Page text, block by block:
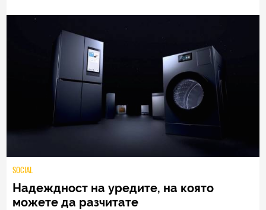
SOCIAL
Надеждност на уредите, на която
можете да разчитате